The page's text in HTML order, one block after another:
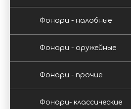
Фонари - налобные
Фонари - оружейные
Фонари - прочие
Фонари- классические